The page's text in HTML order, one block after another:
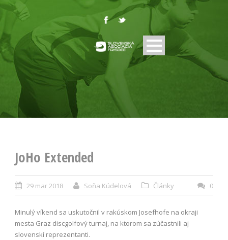
JoHo Extended
29 mar 2018 Soňa Kúdelová Články 0
Minulý víkend sa uskutočnil v rakúskom Josefhofe na okraji
mesta Graz discgolfový turnaj, na ktorom sa zúčastnili aj
slovenskí reprezentanti.